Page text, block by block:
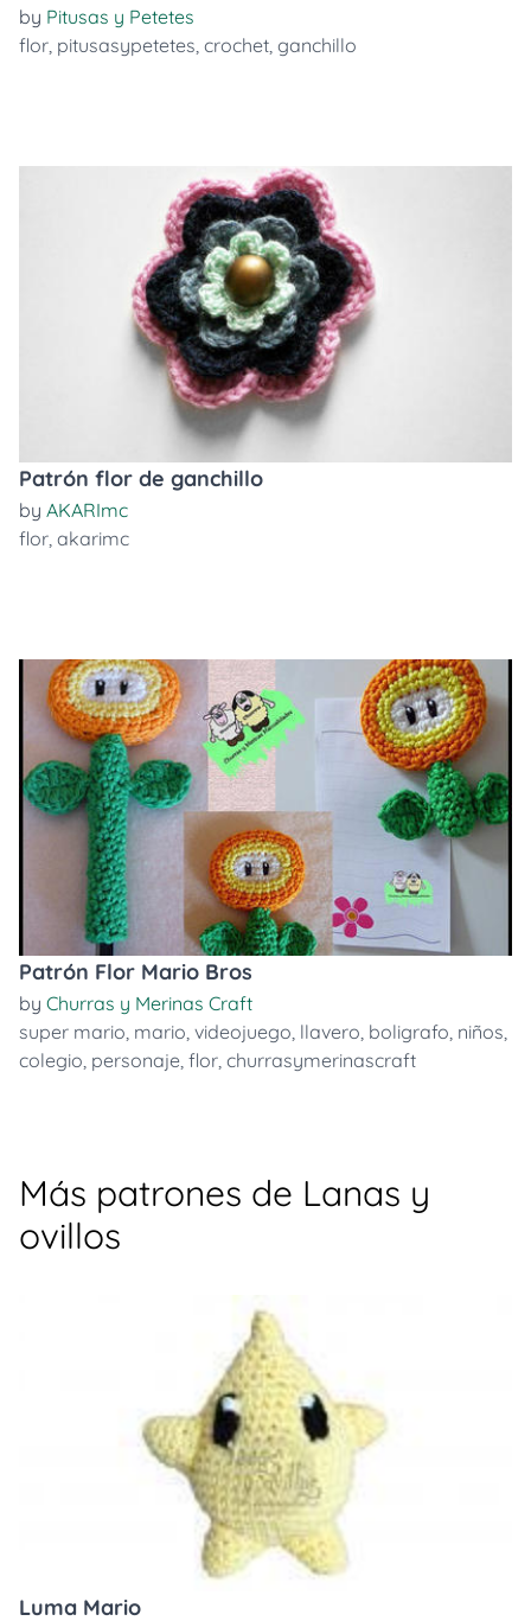
by Pitusas y Petetes
flor, pitusasypetetes, crochet, ganchillo
Patrón flor de ganchillo
by AKARImc
flor, akarimc
Patrón Flor Mario Bros
by Churras y Merinas Craft
super mario, mario, videojuego, llavero, boligrafo, niños,
colegio, personaje, flor, churrasymerinascraft
Más patrones de Lanas y
ovillos
Luma Mario